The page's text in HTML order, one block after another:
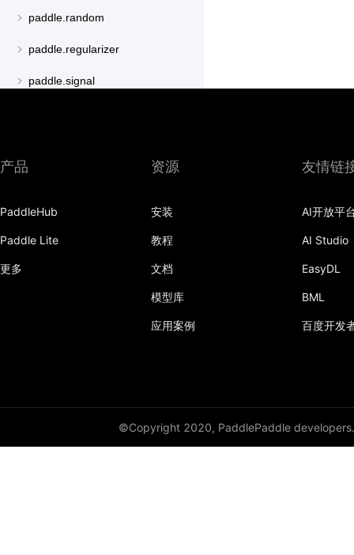
paddle.random
paddle.regularizer
paddle.signal
paddle.sysconfig
paddle.text
产品
PaddleHub
Paddle Lite
更多
资源
安装
教程
文档
模型库
应用案例
友情链
AI开放平
AI Studio
EasyDL
BML
百度开发
©Copyright 2020, PaddlePaddle developers.